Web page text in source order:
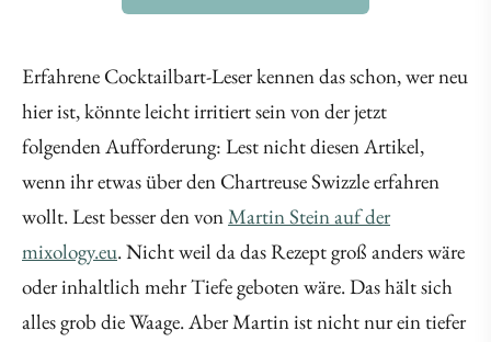
Erfahrene Cocktailbart-Leser kennen das schon, wer neu
hier ist, könnte leicht irritiert sein von der jetzt
folgenden Aufforderung: Lest nicht diesen Artikel,
wenn ihr etwas über den Chartreuse Swizzle erfahren
wollt. Lest besser den vonMartin Stein auf der
mixology.eu. Nicht weil da das Rezept groß anders wäre
oder inhaltlich mehr Tiefe geboten wäre. Das hält sich
alles grob die Waage. Aber Martin ist nicht nur ein tiefer